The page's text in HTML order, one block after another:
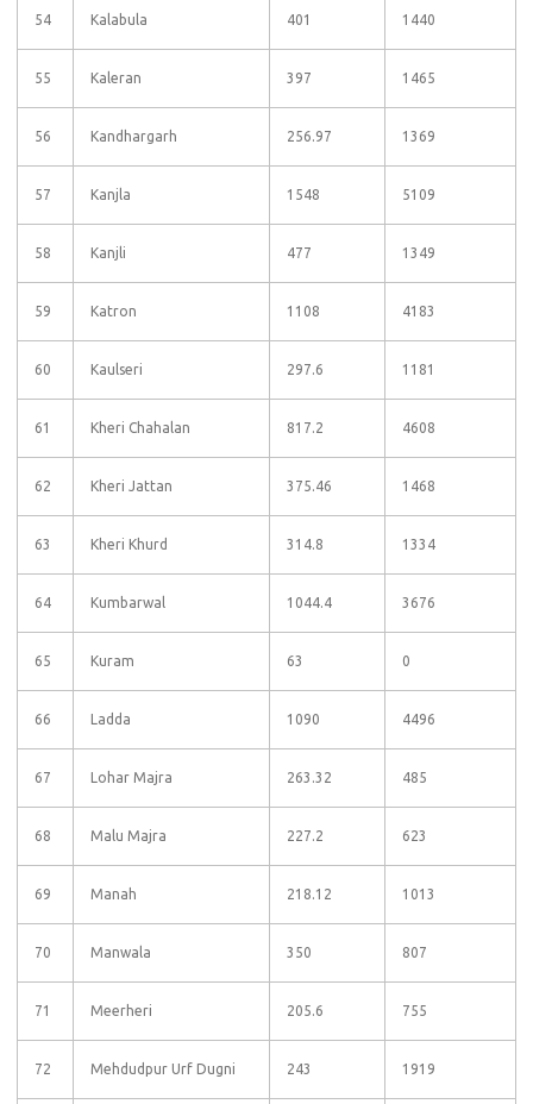
54 Kalabula 401 1440
55 Kaleran 397 1465
56 Kandhargarh 256.97 1369
57 Kanjla 1548 5109
58 Kanjli 477 1349
59 Katron 1108 4183
60 Kaulseri 297.6 1181
61 Kheri Chahalan 817.2 4608
62 Kheri Jattan 375.46 1468
63 Kheri Khurd 314.8 1334
64 Kumbarwal 1044.4 3676
65 Kuram 63 0
66 Ladda 1090 4496
67 Lohar Majra 263.32 485
68 Malu Majra 227.2 623
69 Manah 218.12 1013
70 Manwala 350 807
71 Meerheri 205.6 755
72 Mehdudpur Urf Dugni 243 1919